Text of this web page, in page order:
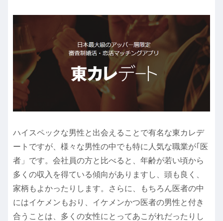
ハイスペックな男性と出会えることで有名な東カレデ
ートですが、様々な男性の中でも特に人気な職業が｢医
者」です。会社員の方と比べると、年齢が若い頃から
多くの収入を得ている傾向がありますし、頭も良く、
家柄もよかったりします。さらに、もちろん医者の中
にはイケメンもおり、イケメンかつ医者の男性と付き
合うことは、多くの女性にとってあこがれだったりし